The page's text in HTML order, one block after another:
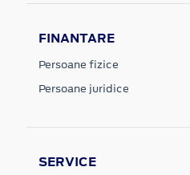
FINANTARE
Persoane fizice
Persoane juridice
SERVICE